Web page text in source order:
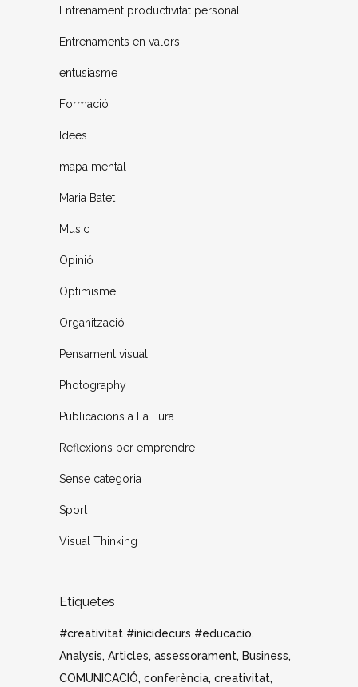
Entrenament productivitat personal
Entrenaments en valors
entusiasme
Formació
Idees
mapa mental
Maria Batet
Music
Opinió
Optimisme
Organització
Pensament visual
Photography
Publicacions a La Fura
Reflexions per emprendre
Sense categoria
Sport
Visual Thinking
Etiquetes
#creativitat #inicidecurs #educacio
Analysis Articles assessorament Business
COMUNICACIÓ conferència creativitat